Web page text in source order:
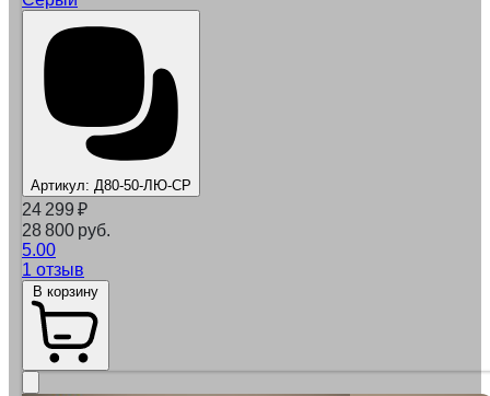
Артикул: Д80-50-ЛЮ-СР
24 299 ₽
28 800 руб.
5.00
1 отзыв